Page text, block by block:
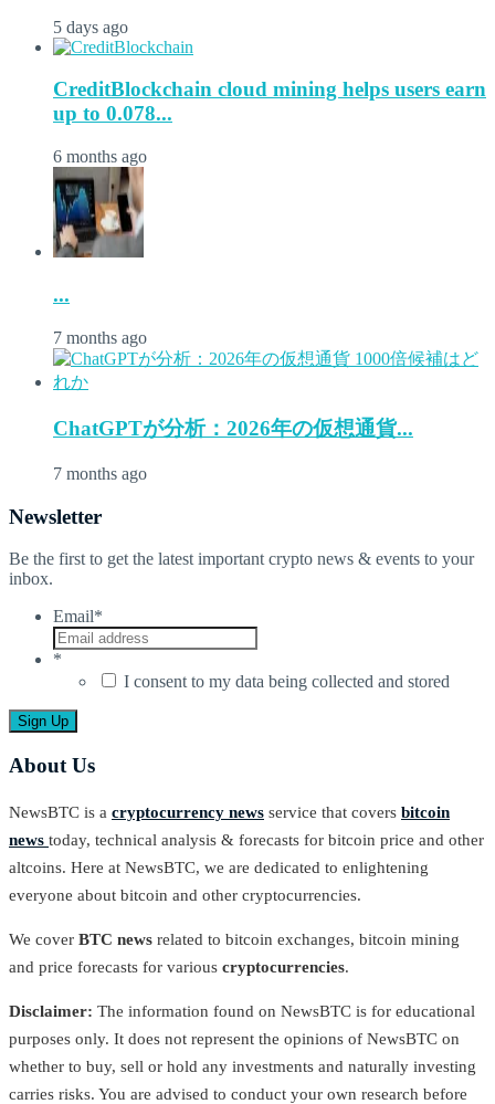
5 days ago
CreditBlockchain cloud mining helps users earn
up to 0.078...
6 months ago
...
7 months ago
ChatGPTが分析：2026年の仮想通貨...
7 months ago
Newsletter
Be the first to get the latest important crypto news & events to your
inbox.
Email*
*
I consent to my data being collected and stored
About Us
NewsBTC is a cryptocurrency news service that covers bitcoin
news today, technical analysis & forecasts for bitcoin price and other
altcoins. Here at NewsBTC, we are dedicated to enlightening
everyone about bitcoin and other cryptocurrencies.
We cover BTC news related to bitcoin exchanges, bitcoin mining
and price forecasts for various cryptocurrencies.
Disclaimer: The information found on NewsBTC is for educational
purposes only. It does not represent the opinions of NewsBTC on
whether to buy, sell or hold any investments and naturally investing
carries risks. You are advised to conduct your own research before